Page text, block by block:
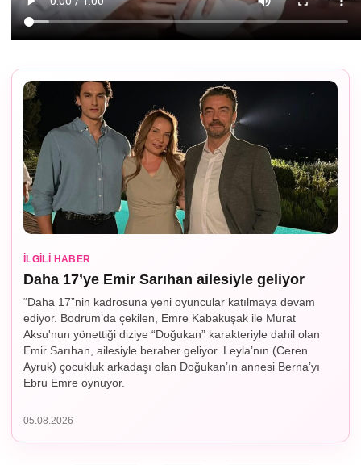
İLGILI HABER
Daha 17’ye Emir Sarıhan ailesiyle geliyor
“Daha 17”nin kadrosuna yeni oyuncular katılmaya devam
ediyor. Bodrum’da çekilen, Emre Kabakuşak ile Murat
Aksu'nun yönettiği diziye “Doğukan” karakteriyle dahil olan
Emir Sarıhan, ailesiyle beraber geliyor. Leyla’nın (Ceren
Ayruk) çocukluk arkadaşı olan Doğukan’ın annesi Berna’yı
Ebru Emre oynuyor.
05.08.2026